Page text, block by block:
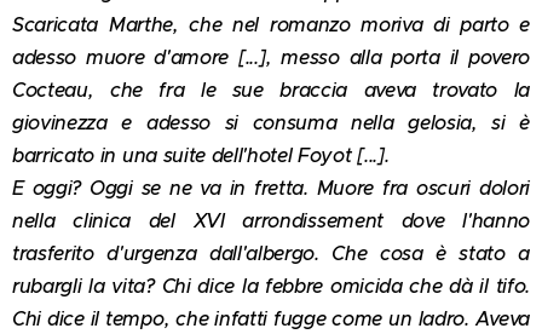
Scaricata Marthe, che nel romanzo moriva di parto e
adesso muore d'amore [...], messo alla porta il povero
Cocteau, che fra le sue braccia aveva trovato la
giovinezza e adesso si consuma nella gelosia, si è
barricato in una suite dell'hotel Foyot [...].
E oggi? Oggi se ne va in fretta. Muore fra oscuri dolori
nella clinica del XVI arrondissement dove l'hanno
trasferito d'urgenza dall'albergo. Che cosa è stato a
rubargli la vita? Chi dice la febbre omicida che dà il tifo.
Chi dice il tempo, che infatti fugge come un ladro. Aveva